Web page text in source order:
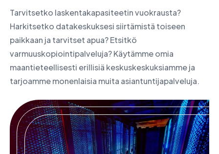
Tarvitsetko laskentakapasiteetin vuokrausta?
Harkitsetko datakeskuksesi siirtämistä toiseen
paikkaan ja tarvitset apua? Etsitkö
varmuuskopiointipalveluja? Käytämme omia
maantieteellisesti erillisiä keskuskeskuksiamme ja
tarjoamme monenlaisia muita asiantuntijapalveluja.